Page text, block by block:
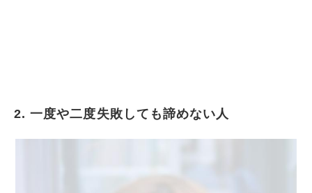
2. 一度や二度失敗しても諦めない人